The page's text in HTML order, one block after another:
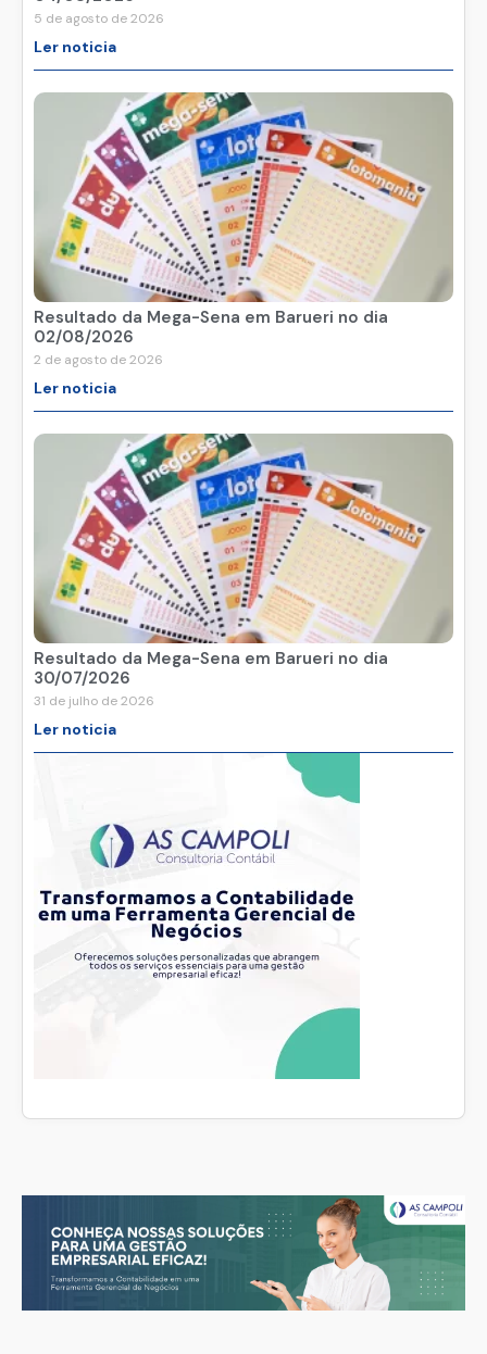
5 de agosto de 2026
Ler noticia
Resultado da Mega-Sena em Barueri no dia
02/08/2026
2 de agosto de 2026
Ler noticia
Resultado da Mega-Sena em Barueri no dia
30/07/2026
31 de julho de 2026
Ler noticia